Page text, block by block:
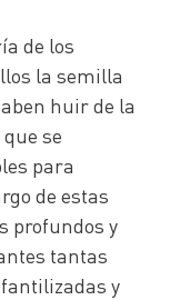
de los
la semilla
huir de la
se
para
de estas
profundos y
tantas
y